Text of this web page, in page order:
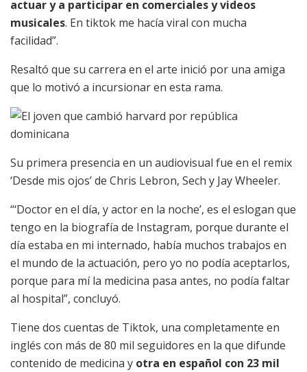
actuar y a participar en comerciales y videos
musicales. En tiktok me hacía viral con mucha
facilidad”.
Resaltó que su carrera en el arte inició por una amiga
que lo motivó a incursionar en esta rama.
Su primera presencia en un audiovisual fue en el remix
‘Desde mis ojos’ de Chris Lebron, Sech y Jay Wheeler.
“‘Doctor en el día, y actor en la noche’, es el eslogan que
tengo en la biografía de Instagram, porque durante el
día estaba en mi internado, había muchos trabajos en
el mundo de la actuación, pero yo no podía aceptarlos,
porque para mí la medicina pasa antes, no podía faltar
al hospital”, concluyó.
Tiene dos cuentas de Tiktok, una completamente en
inglés con más de 80 mil seguidores en la que difunde
contenido de medicina y otra en español con 23 mil